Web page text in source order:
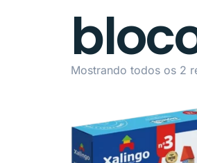
Mostrando todos os 2